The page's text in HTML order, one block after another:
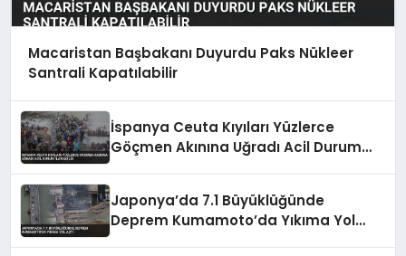
Macaristan Başbakanı Duyurdu Paks Nükleer
Santrali Kapatılabilir
İspanya Ceuta Kıyıları Yüzlerce
Göçmen Akınına Uğradı Acil Durum
Japonya’da 7.1 Büyüklüğünde
Deprem Kumamoto’da Yıkıma Yol